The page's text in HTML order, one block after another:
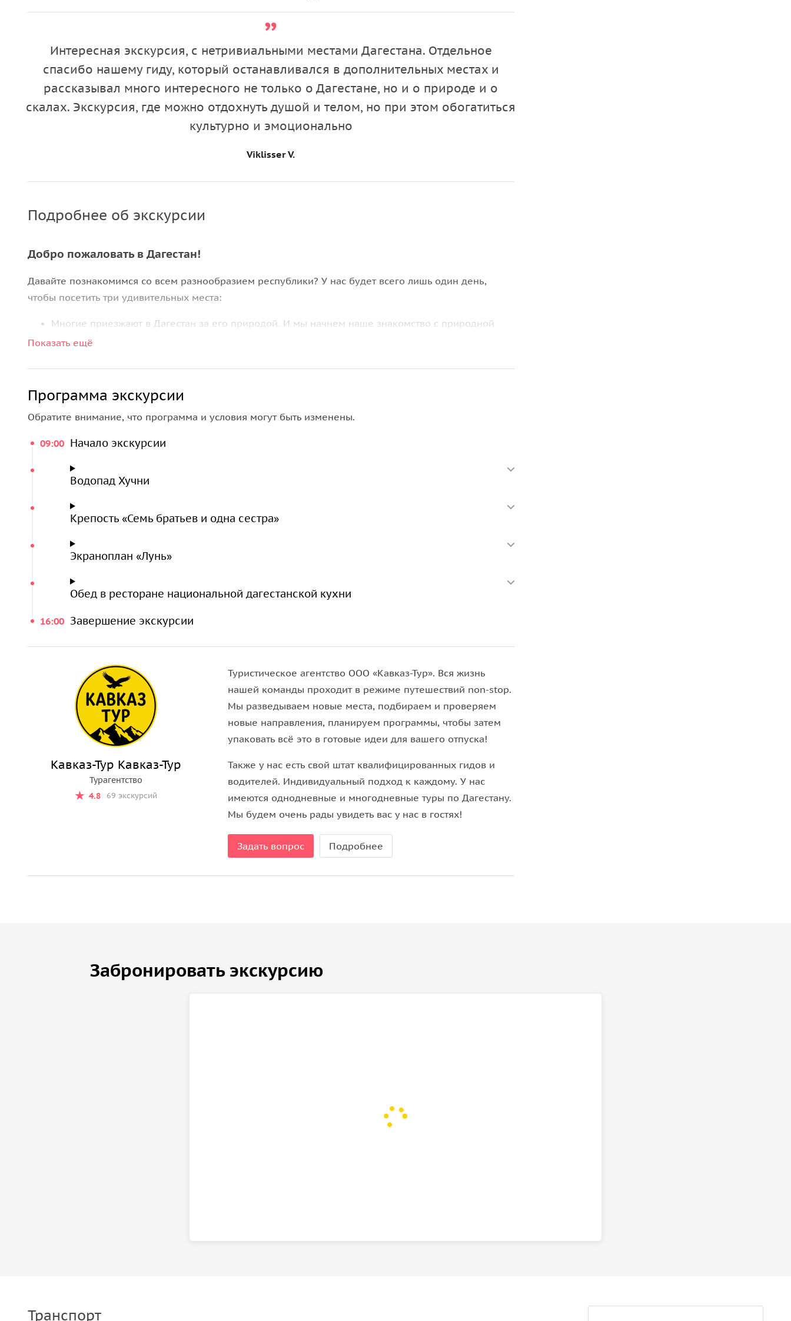
Интересная экскурсия, с нетривиальными местами Дагестана. Отдельное
спасибо нашему гиду, который останавливался в дополнительных местах и
рассказывал много интересного не только о Дагестане, но и о природе и о
скалах. Экскурсия, где можно отдохнуть душой и телом, но при этом обогатиться
культурно и эмоционально
Viklisser V.
Подробнее об экскурсии
Добро пожаловать в Дагестан!
Давайте познакомимся со всем разнообразием республики? У нас будет всего лишь один день,
чтобы посетить три удивительных места:
Многие приезжают в Дагестан за его природой. И мы начнем наше знакомство с природной
достопримечательности Дагестана —
на отвесной скале. Вы познакомитесь с историей крепости и узнаете, откуда появилось такое
Последней нашей остановкой станет Каспийский монстр или
Каспийского моря. Во времена СССР его планировали как оружие будущего.
В заключении дня мы отправимся в ресторан национальной кухни на вкусный обед.
Показать ещё
Программа экскурсии
Обратите внимание, что программа и условия могут быть изменены.
09:00 Начало экскурсии
Водопад Хучни
Крепость «Семь братьев и одна сестра»
Экраноплан «Лунь»
Обед в ресторане национальной дагестанской кухни
16:00 Завершение экскурсии
Кавказ-Тур Кавказ-Тур
Турагентство
4.8
69 экскурсий
Туристическое агентство ООО «Кавказ-Тур». Вся жизнь
нашей команды проходит в режиме путешествий non-stop.
Мы разведываем новые места, подбираем и проверяем
новые направления, планируем программы, чтобы затем
упаковать всё это в готовые идеи для вашего отпуска!
Также у нас есть свой штат квалифицированных гидов и
водителей. Индивидуальный подход к каждому. У нас
имеются однодневные и многодневные туры по Дагестану.
Мы будем очень рады увидеть вас у нас в гостях!
Задать вопрос Подробнее
Забронировать экскурсию
Транспорт